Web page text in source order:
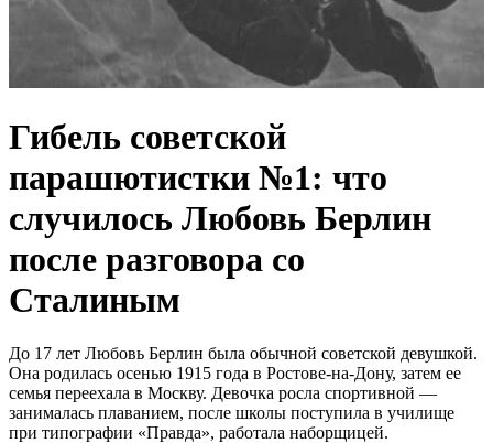
Гибель советской
парашютистки №1: что
случилось Любовь Берлин
после разговора со
Сталиным
До 17 лет Любовь Берлин была обычной советской девушкой.
Она родилась осенью 1915 года в Ростове-на-Дону, затем ее
семья переехала в Москву. Девочка росла спортивной —
занималась плаванием, после школы поступила в училище
при типографии «Правда», работала наборщицей.